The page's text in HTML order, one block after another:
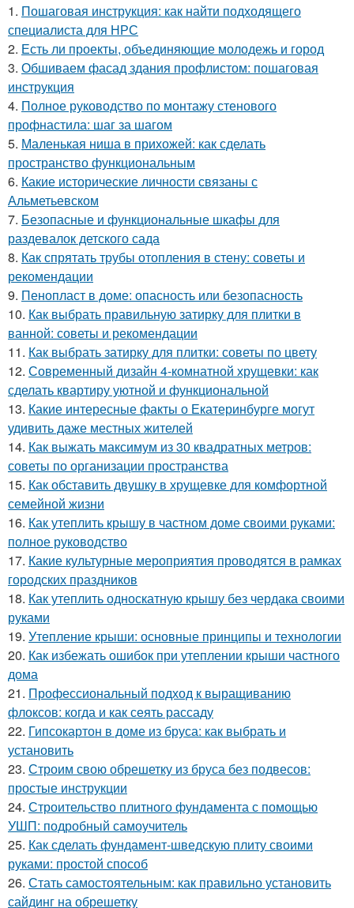
1. Пошаговая инструкция: как найти подходящего
специалиста для НРС
2. Есть ли проекты, объединяющие молодежь и город
3. Обшиваем фасад здания профлистом: пошаговая
инструкция
4. Полное руководство по монтажу стенового
профнастила: шаг за шагом
5. Маленькая ниша в прихожей: как сделать
пространство функциональным
6. Какие исторические личности связаны с
Альметьевском
7. Безопасные и функциональные шкафы для
раздевалок детского сада
8. Как спрятать трубы отопления в стену: советы и
рекомендации
9. Пенопласт в доме: опасность или безопасность
10. Как выбрать правильную затирку для плитки в
ванной: советы и рекомендации
11. Как выбрать затирку для плитки: советы по цвету
12. Современный дизайн 4-комнатной хрущевки: как
сделать квартиру уютной и функциональной
13. Какие интересные факты о Екатеринбурге могут
удивить даже местных жителей
14. Как выжать максимум из 30 квадратных метров:
советы по организации пространства
15. Как обставить двушку в хрущевке для комфортной
семейной жизни
16. Как утеплить крышу в частном доме своими руками:
полное руководство
17. Какие культурные мероприятия проводятся в рамках
городских праздников
18. Как утеплить односкатную крышу без чердака своими
руками
19. Утепление крыши: основные принципы и технологии
20. Как избежать ошибок при утеплении крыши частного
дома
21. Профессиональный подход к выращиванию
флоксов: когда и как сеять рассаду
22. Гипсокартон в доме из бруса: как выбрать и
установить
23. Строим свою обрешетку из бруса без подвесов:
простые инструкции
24. Строительство плитного фундамента с помощью
УШП: подробный самоучитель
25. Как сделать фундамент-шведскую плиту своими
руками: простой способ
26. Стать самостоятельным: как правильно установить
сайдинг на обрешетку